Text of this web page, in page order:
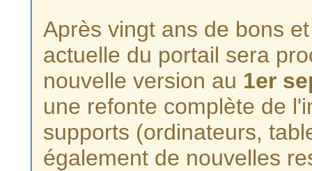
Après vingt ans de bons
actuelle du portail sera
nouvelle version au 1er
une refonte complète de
supports (ordinateurs,
également de nouvelles